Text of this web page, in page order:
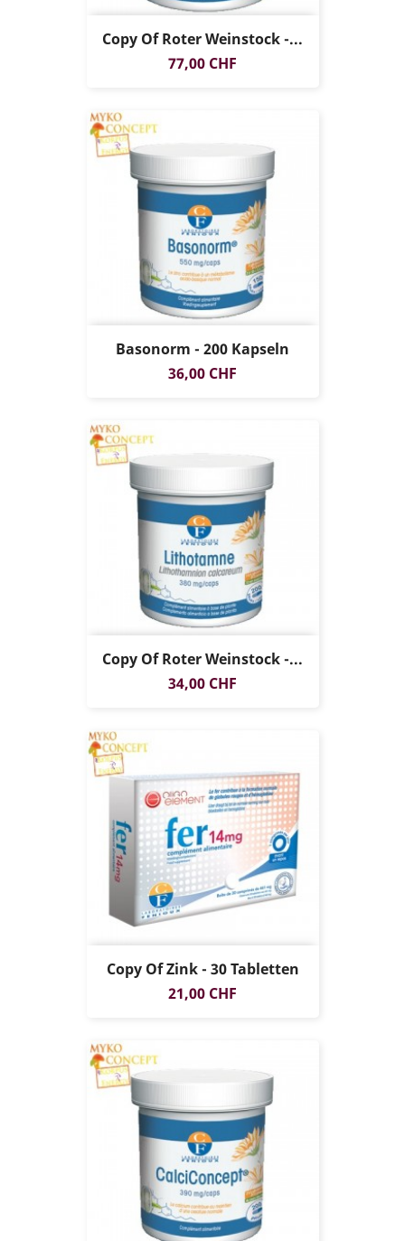
Copy Of Roter Weinstock -...
Preis
77,00 CHF
Basonorm - 200 Kapseln
Preis
36,00 CHF
Copy Of Roter Weinstock -...
Preis
34,00 CHF
Copy Of Zink - 30 Tabletten
Preis
21,00 CHF